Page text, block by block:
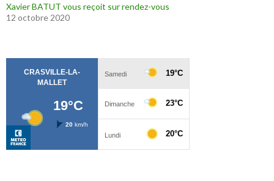
Xavier BATUT vous reçoit sur rendez-vous
12 octobre 2020